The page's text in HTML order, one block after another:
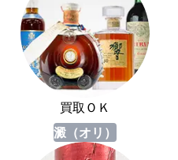
買取ＯＫ
澱（オリ）